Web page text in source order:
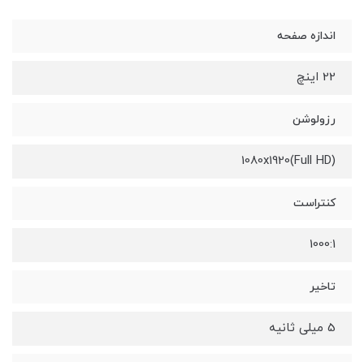
اندازه صفحه
22 اینچ
رزولوشن
1080x1920(Full HD)
کنتراست
1000:1
تاخیر
5 میلی ثانیه